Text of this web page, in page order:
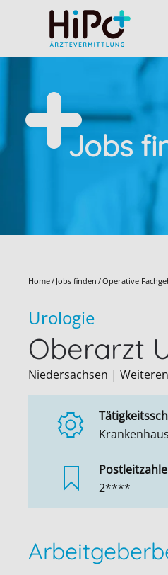
Skip to main content
Jobs
Home Jobs finden Operative
Urologie
Oberarzt
Niedersachsen |
Krankenhaus
2****